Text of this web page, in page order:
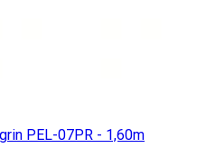
PEL-07PR - 1,60m